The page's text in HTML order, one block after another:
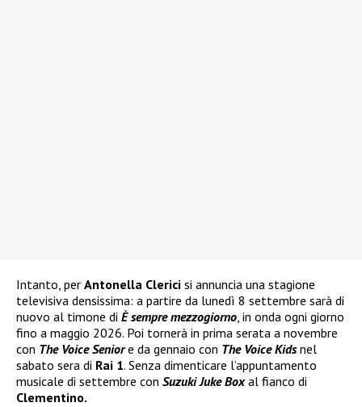
Intanto, per Antonella Clerici si annuncia una stagione
televisiva densissima: a partire da lunedì 8 settembre sarà di
nuovo al timone di È sempre mezzogiorno, in onda ogni giorno
fino a maggio 2026. Poi tornerà in prima serata a novembre
con The Voice Seniore da gennaio con The Voice Kidsnel
sabato sera di Rai 1. Senza dimenticare l’appuntamento
musicale di settembre con Suzuki Juke Box al fianco di
Clementino.